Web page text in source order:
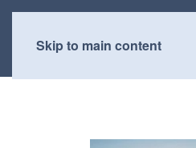
Skip to main content